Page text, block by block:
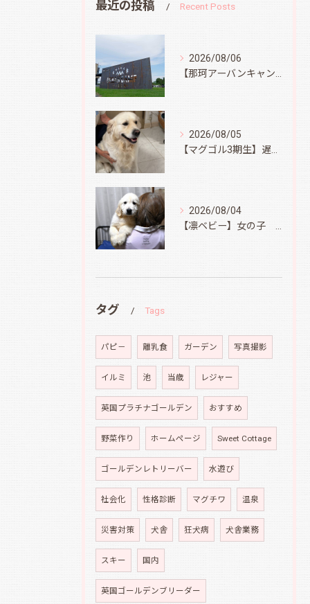
最近の投稿 Recent Posts
2026/08/06
2026/08/05
2026/08/04
タグ Tags
パピ－ 離乳食 ガーデン 写真撮影
イルミ 池 当歳 レジャー
英国プラチナゴールデン おすすめ
野菜作り ホームページ Sweet Cottage
ゴールデンレトリーバー 水遊び
社会化 性格診断 マグチワ 温泉
災害対策 犬舎 狂犬病 犬舎業務
スキー 国内
英国ゴールデンブリーダー